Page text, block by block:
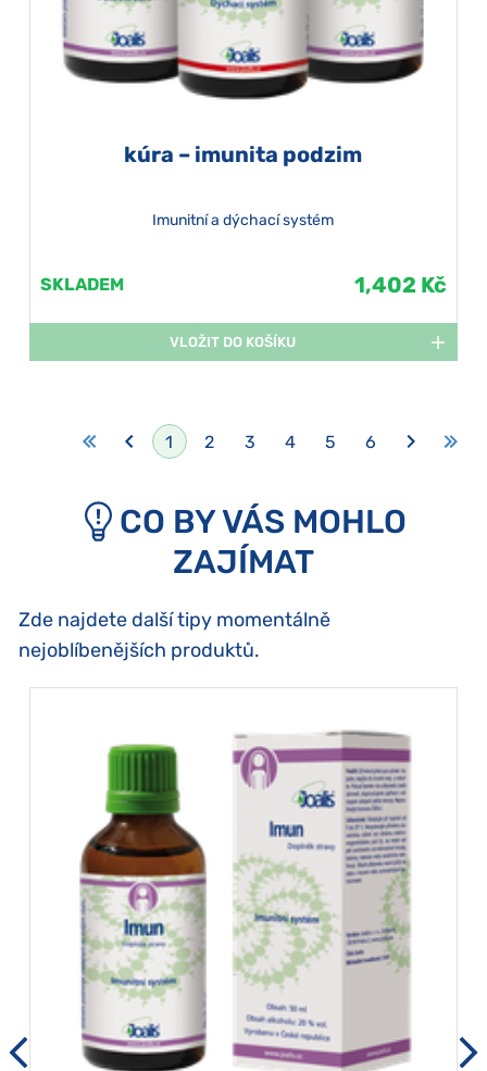
kúra – imunita podzim
Imunitní a dýchací systém
SKLADEM 1,402 Kč
VLOŽIT DO KOŠÍKU
1 2 3 4 5 6
CO BY VÁS MOHLO
ZAJÍMAT
Zde najdete další tipy momentálně
nejoblíbenějších produktů.